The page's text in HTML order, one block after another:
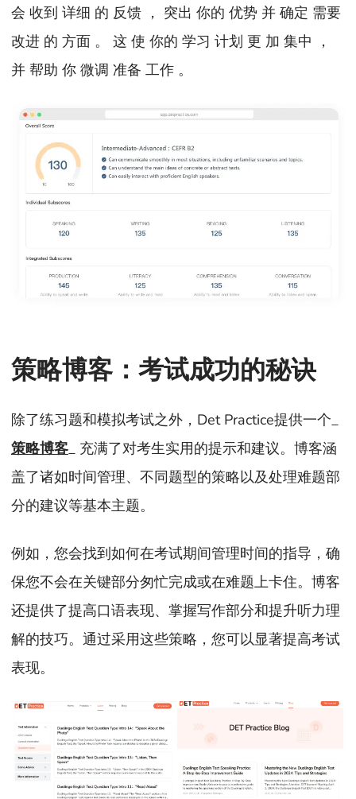
会 收到 详细 的 反馈 ， 突出 你的 优势 并 确定 需要
改进 的 方面 。 这 使 你的 学习 计划 更 加 集中 ，
并 帮助 你 微调 准备 工作 。
策略博客：考试成功的秘诀
除了练习题和模拟考试之外，Det Practice提供一个_
策略博客_ 充满了对考生实用的提示和建议。博客涵
盖了诸如时间管理、不同题型的策略以及处理难题部
分的建议等基本主题。
例如，您会找到如何在考试期间管理时间的指导，确
保您不会在关键部分匆忙完成或在难题上卡住。博客
还提供了提高口语表现、掌握写作部分和提升听力理
解的技巧。通过采用这些策略，您可以显著提高考试
表现。